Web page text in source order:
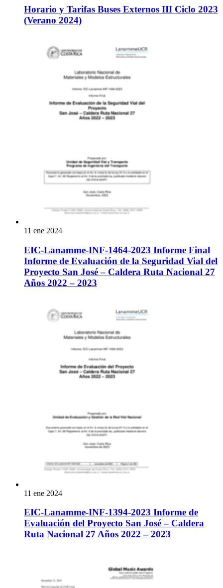
Horario y Tarifas Buses Externos III Ciclo 2023
(Verano 2024)
11 ene 2024
EIC-Lanamme-INF-1464-2023 Informe Final
Informe de Evaluación de la Seguridad Vial del
Proyecto San José – Caldera Ruta Nacional 27
Años 2022 – 2023
11 ene 2024
EIC-Lanamme-INF-1394-2023 Informe de
Evaluación del Proyecto San José – Caldera
Ruta Nacional 27 Años 2022 – 2023